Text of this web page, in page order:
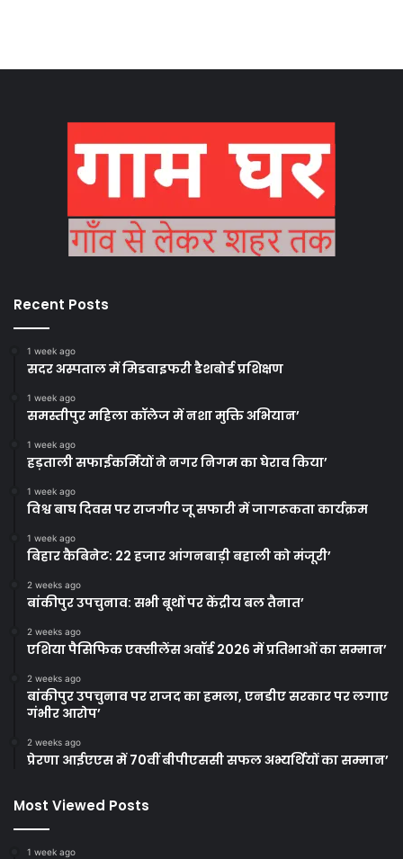
Recent Posts
1 week ago
सदर अस्पताल में मिडवाइफरी डैशबोर्ड प्रशिक्षण
1 week ago
समस्तीपुर महिला कॉलेज में नशा मुक्ति अभियान’
1 week ago
हड़ताली सफाईकर्मियों ने नगर निगम का घेराव किया’
1 week ago
विश्व बाघ दिवस पर राजगीर जू सफारी में जागरूकता कार्यक्रम
1 week ago
बिहार कैबिनेट: 22 हजार आंगनबाड़ी बहाली को मंजूरी’
2 weeks ago
बांकीपुर उपचुनाव: सभी बूथों पर केंद्रीय बल तैनात’
2 weeks ago
एशिया पैसिफिक एक्सीलेंस अवॉर्ड 2026 में प्रतिभाओं का सम्मान’
2 weeks ago
बांकीपुर उपचुनाव पर राजद का हमला, एनडीए सरकार पर लगाए
गंभीर आरोप’
2 weeks ago
प्रेरणा आईएएस में 70वीं बीपीएससी सफल अभ्यर्थियों का सम्मान’
Most Viewed Posts
1 week ago